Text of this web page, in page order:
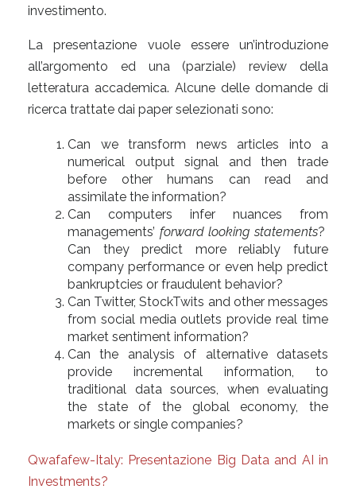
investimento.
La presentazione vuole essere un’introduzione
all’argomento ed una (parziale) review della
letteratura accademica. Alcune delle domande di
ricerca trattate dai paper selezionati sono:
Can we transform news articles into a
numerical output signal and then trade
before other humans can read and
assimilate the information?
Can computers infer nuances from
managements’ forward looking statements?
Can they predict more reliably future
company performance or even help predict
bankruptcies or fraudulent behavior?
Can Twitter, StockTwits and other messages
from social media outlets provide real time
market sentiment information?
Can the analysis of alternative datasets
provide incremental information, to
traditional data sources, when evaluating
the state of the global economy, the
markets or single companies?
Qwafafew-Italy: Presentazione Big Data and AI in
Investments?